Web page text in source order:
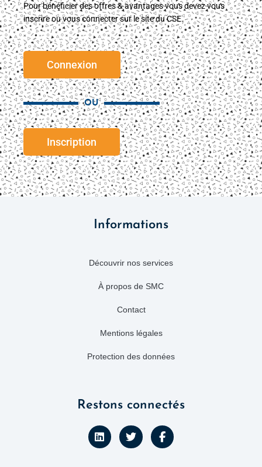
Pour bénéficier des offres & avantages vous devez vous
inscrire ou vous connecter sur le site du CSE.
Connexion
OU
Inscription
Informations
Découvrir nos services
À propos de SMC
Contact
Mentions légales
Protection des données
Restons connectés
L
i
n
T
w
i
F
a
c